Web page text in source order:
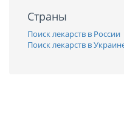
Страны
Поиск лекарств в России
Поиск лекарств в